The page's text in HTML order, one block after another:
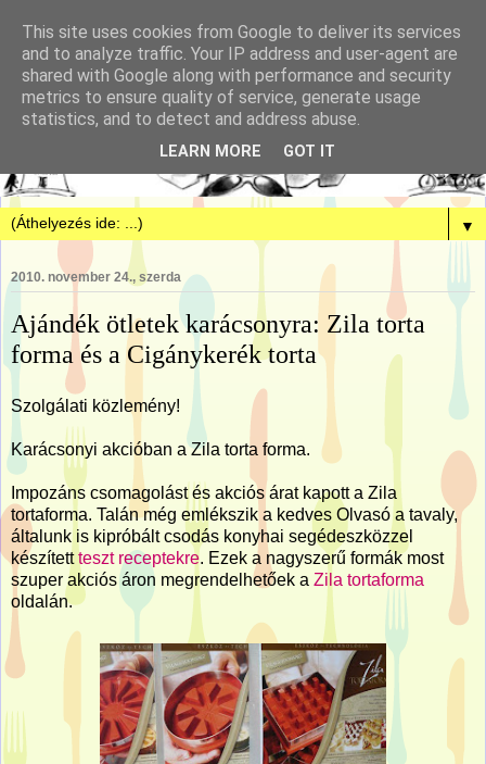
▼
2010. november 24., szerda
Ajándék ötletek karácsonyra: Zila torta
forma és a Cigánykerék torta
Szolgálati közlemény!
Karácsonyi akcióban a Zila torta forma.
Impozáns csomagolást és akciós árat kapott a Zila
tortaforma. Talán még emlékszik a kedves Olvasó a tavaly,
általunk is kipróbált csodás konyhai segédeszközzel
készítettteszt receptekre. Ezek a nagyszerű formák most
szuper akciós áron megrendelhetőek a Zila tortaforma
oldalán.
This site uses cookies from Google to deliver its services
and to analyze traffic. Your IP address and user-agent are
shared with Google along with performance and security
metrics to ensure quality of service, generate usage
statistics, and to detect and address abuse.
LEARN MORE GOT IT